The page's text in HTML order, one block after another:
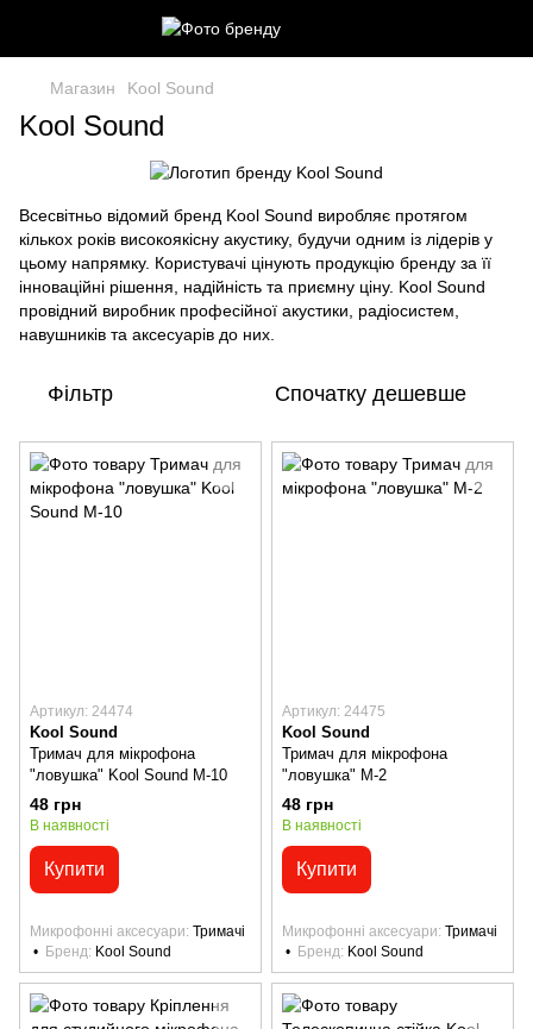
Магазин Kool Sound
Kool Sound
Всесвітньо відомий бренд Kool Sound виробляє протягом
кількох років високоякісну акустику, будучи одним із лідерів у
цьому напрямку. Користувачі цінують продукцію бренду за її
інноваційні рішення, надійність та приємну ціну. Kool Sound
провідний виробник професійної акустики, радіосистем,
навушників та аксесуарів до них.
Фільтр Спочатку дешевше
Артикул: 24474
Kool Sound
Тримач для мікрофона
"ловушка" Kool Sound M-10
48 грн
В наявності
Купити
Микрофонні аксесуари Тримачі
Бренд Kool Sound
Артикул: 24475
Kool Sound
Тримач для мікрофона
"ловушка" M-2
48 грн
В наявності
Купити
Микрофонні аксесуари Тримачі
Бренд Kool Sound